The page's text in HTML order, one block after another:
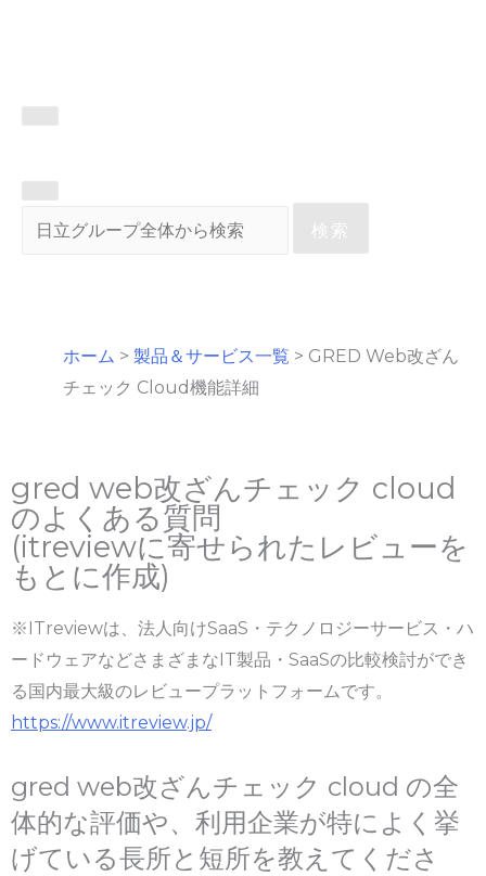
検索
ホーム > 製品＆サービス一覧 > GRED Web改ざん
チェック Cloud機能詳細
gred web改ざんチェック cloud
のよくある質問
(itreviewに寄せられたレビューを
もとに作成)
※ITreviewは、法人向けSaaS・テクノロジーサービス・ハ
ードウェアなどさまざまなIT製品・SaaSの比較検討ができ
る国内最大級のレビュープラットフォームです。
https://www.itreview.jp/
gred web改ざんチェック cloud の全
体的な評価や、利用企業が特によく挙
げている長所と短所を教えてくださ